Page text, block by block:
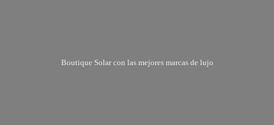
Boutique Solar con las mejores marcas de lujo